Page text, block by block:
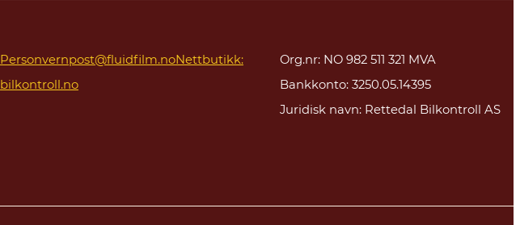
Personvernpost@fluidfilm.noNettbutikk:
bilkontroll.no
Org.nr: NO 982 511 321 MVA
Bankkonto: 3250.05.14395
Juridisk navn: Rettedal Bilkontroll AS